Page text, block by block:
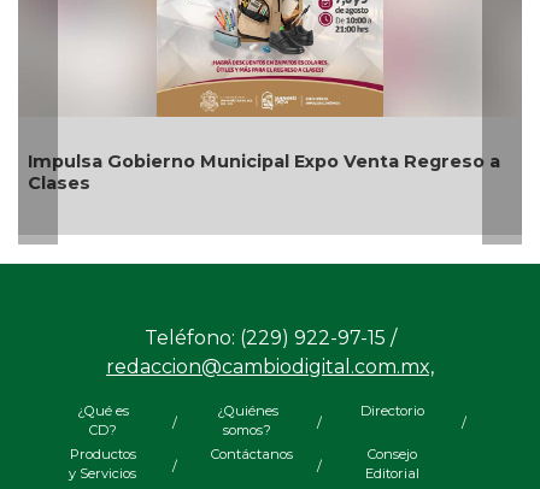
Impulsa Gobierno Municipal Expo Venta Regreso a
Clases
Teléfono: (229) 922-97-15 /
redaccion@cambiodigital.com.mx,
¿Qué es
CD?
/
¿Quiénes
somos?
/
Directorio
/
Productos
y Servicios
/
Contáctanos
/
Consejo
Editorial